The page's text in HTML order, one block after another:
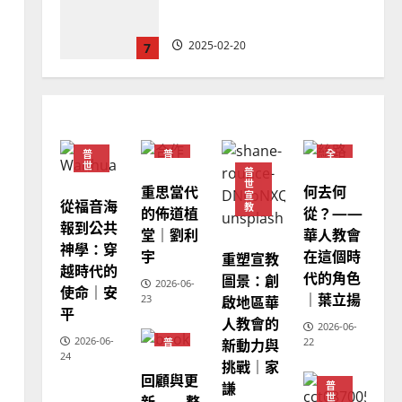
7 2025-02-20
2024-01-09
2
普世宣教
福音未及之民的定義、現況
及反思｜葉大銘
2025-02-18
3
普世宣教 神學教育
宣教的整全使命｜王永信
2025-02-18
普
世
從福音海
報到公共
神學：穿
越時代的
使命｜安
平
2026-06-
24
普
教
重思當代
的佈道植
堂｜劉利
宇
2026-06-
23
普
世
宣
教
重塑宣教
圖景：創
啟地區華
人教會的
新動力與
挑戰｜家
謙
全
人
教
會
普
世
宣
教
何去何
從？——
華人教會
在這個時
代的角色
｜葉立揚
2026-06-
22
普
教
回顧與更
普
世